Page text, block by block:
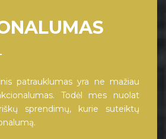
patrauklumas yra ne mažiau
Todėl mes nuolat
sprendimų, kurie suteiktų